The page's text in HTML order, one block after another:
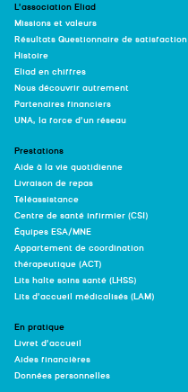
L’association Eliad
Missions et valeurs
Résultats Questionnaire de satisfaction
Histoire
Eliad en chiffres
Nous découvrir autrement
Partenaires financiers
UNA, la force d’un réseau
Prestations
Aide à la vie quotidienne
Livraison de repas
Téléassistance
Centre de santé infirmier (CSI)
Équipes ESA/MNE
Appartement de coordination
thérapeutique (ACT)
Lits halte soins santé (LHSS)
Lits d’accueil médicalisés (LAM)
En pratique
Livret d’accueil
Aides financières
Données personnelles